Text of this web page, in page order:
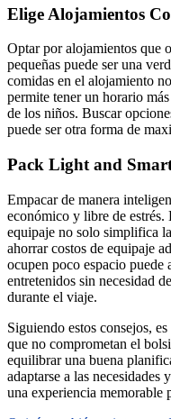
Elige Alojamientos
Optar por alojamientos que
pequeñas puede ser una
comidas en el alojamiento
permite tener un horario
de los niños. Buscar
puede ser otra forma de
Pack Light and
Empacar de manera
económico y libre de
equipaje no solo simplifica
ahorrar costos de equipaje
ocupen poco espacio puede
entretenidos sin necesidad
durante el viaje.
Siguiendo estos consejos,
que no comprometan el
equilibrar una buena
adaptarse a las necesidades
una experiencia memorable